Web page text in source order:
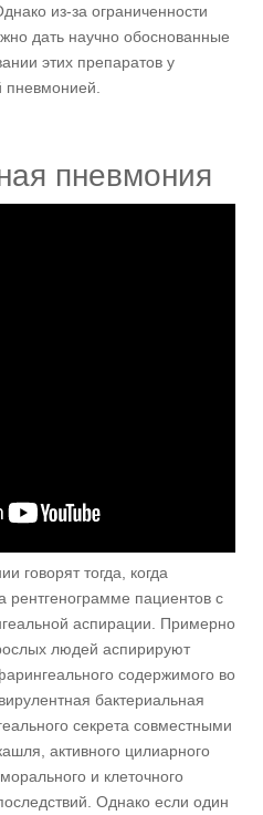
из-за ограниченности
дать научно обоснованные
этих препаратов у
пневмонией.
пневмония
говорят тогда, когда
рентгенограмме пациентов с
аспирации. Примерно
людей аспирируют
содержимого во
бактериальная
секрета совместными
активного цилиарного
и клеточного
Однако если один